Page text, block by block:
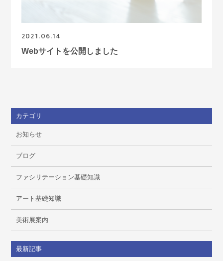
2021.06.14
Webサイトを公開しました
カテゴリ
お知らせ
ブログ
ファシリテーション基礎知識
アート基礎知識
美術展案内
最新記事